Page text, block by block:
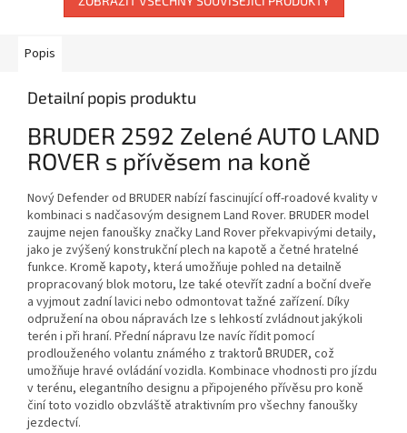
Popis
Detailní popis produktu
BRUDER 2592 Zelené AUTO LAND
ROVER s přívěsem na koně
Nový Defender od BRUDER nabízí fascinující off-roadové kvality v
kombinaci s nadčasovým designem Land Rover. BRUDER model
zaujme nejen fanoušky značky Land Rover překvapivými detaily,
jako je zvýšený konstrukční plech na kapotě a četné hratelné
funkce. Kromě kapoty, která umožňuje pohled na detailně
propracovaný blok motoru, lze také otevřít zadní a boční dveře
a vyjmout zadní lavici nebo odmontovat tažné zařízení. Díky
odpružení na obou nápravách lze s lehkostí zvládnout jakýkoli
terén i při hraní. Přední nápravu lze navíc řídit pomocí
prodlouženého volantu známého z traktorů BRUDER, což
umožňuje hravé ovládání vozidla. Kombinace vhodnosti pro jízdu
v terénu, elegantního designu a připojeného přívěsu pro koně
činí toto vozidlo obzvláště atraktivním pro všechny fanoušky
jezdectví.